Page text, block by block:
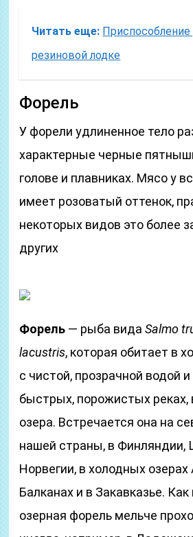
Читать еще: Приспособление
резиновой лодке
Форель
У форели удлиненное тело
характерные черные
голове и плавниках. Мясо у
имеет розоватый оттенок,
некоторых видов это более
других
Форель — рыба видаSalmo
lacustris, которая обитает в
с чистой, прозрачной водой
быстрых, порожистых
озера. Встречается она на
нашей страны, в Финляндии,
Норвегии, в холодных озерах
Балканах и в Закавказье. Как
озерная форель мельче